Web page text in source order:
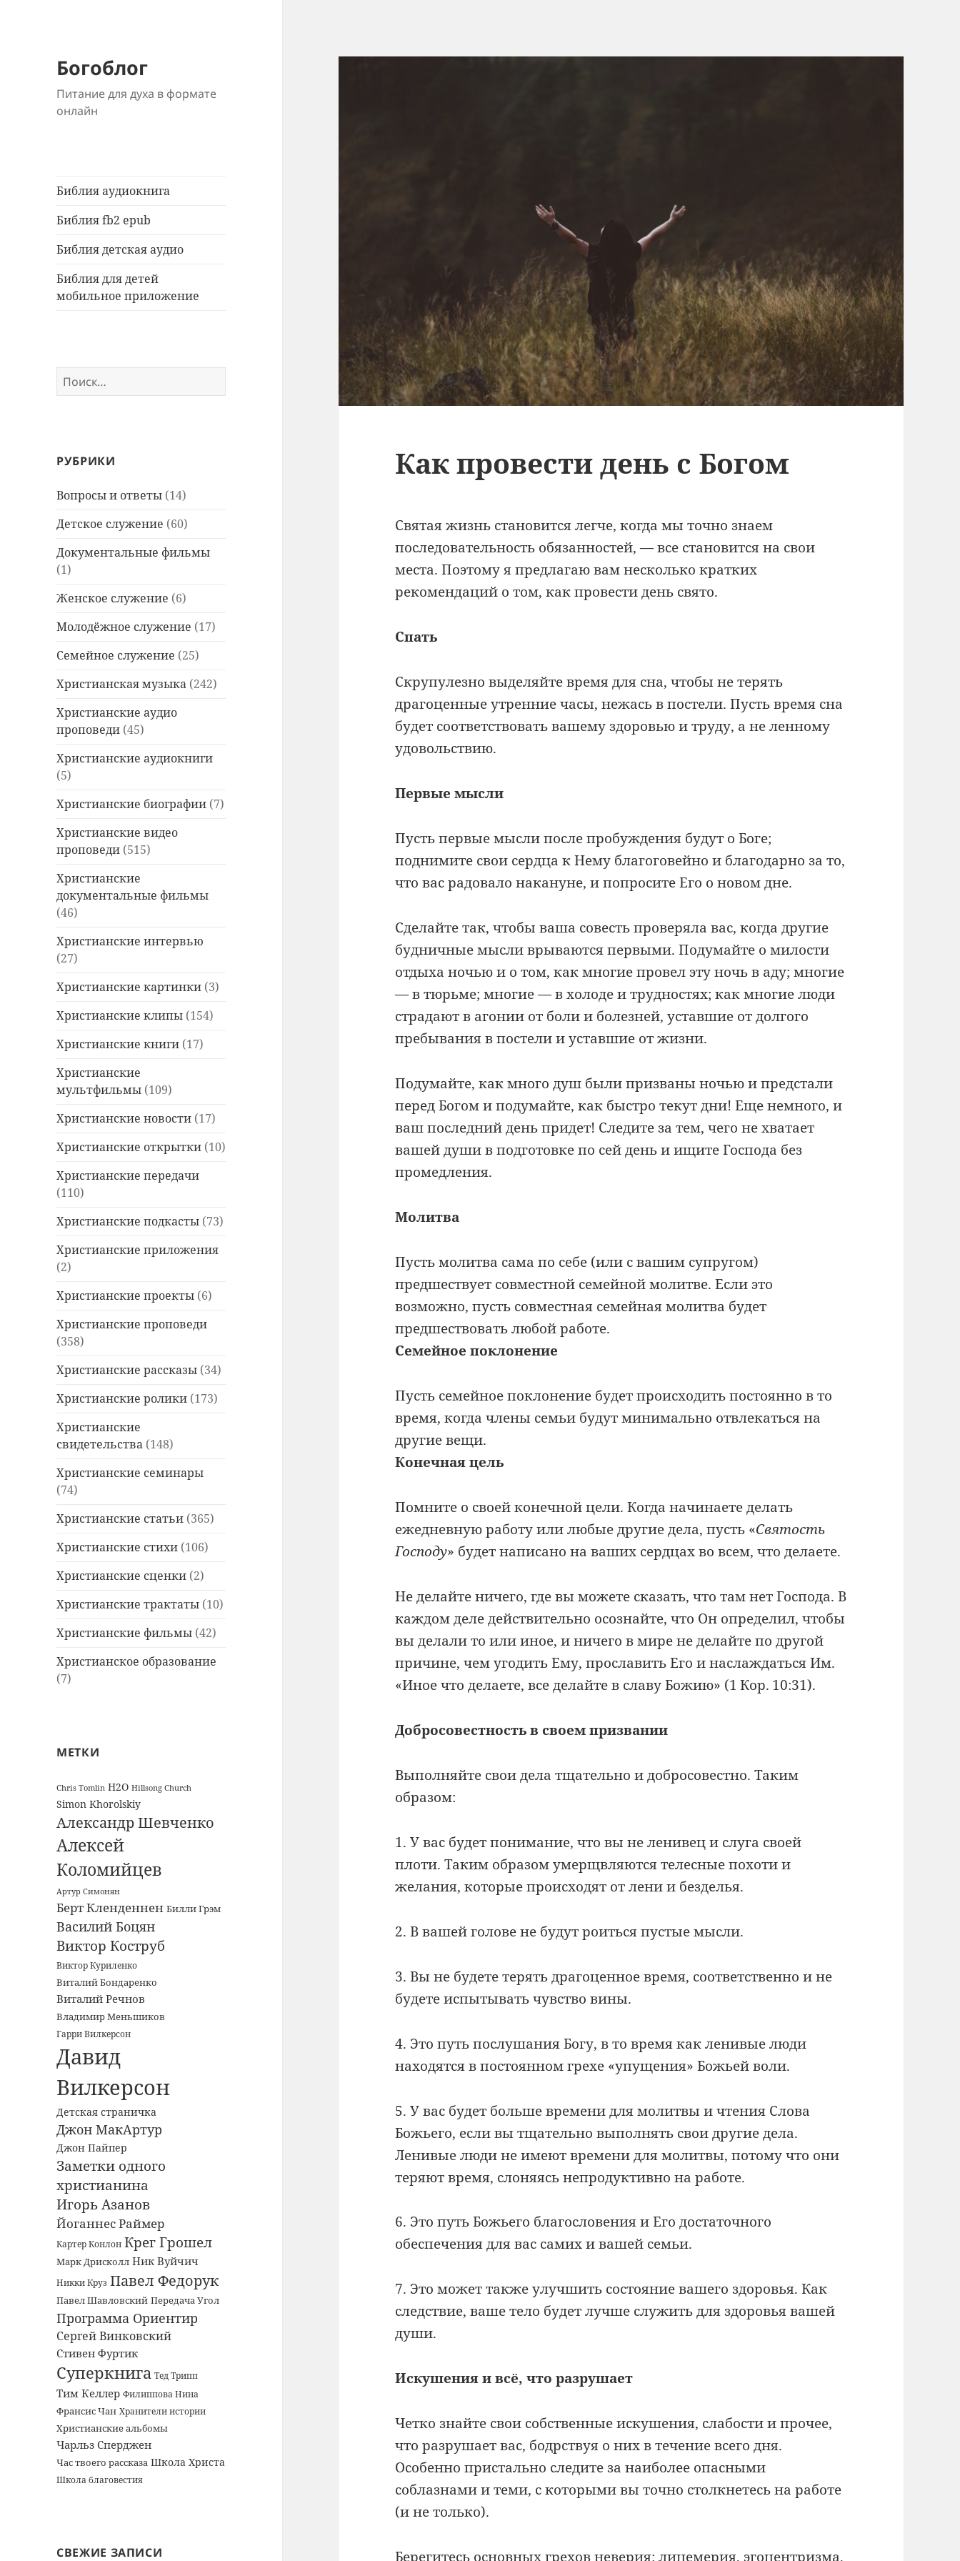
Богоблог
Питание для духа в формате
онлайн
Библия аудиокнига
Библия fb2 epub
Библия детская аудио
Библия для детей
мобильное приложение
Найти:
РУБРИКИ
Вопросы и ответы (14)
Детское служение (60)
Документальные фильмы
(1)
Женское служение (6)
Молодёжное служение (17)
Семейное служение (25)
Христианская музыка (242)
Христианские аудио
проповеди (45)
Христианские аудиокниги
(5)
Христианские биографии (7)
Христианские видео
проповеди (515)
Христианские
документальные фильмы
(46)
Христианские интервью
(27)
Христианские картинки (3)
Христианские клипы (154)
Христианские книги (17)
Христианские
мультфильмы (109)
Христианские новости (17)
Христианские открытки (10)
Христианские передачи
(110)
Христианские подкасты (73)
Христианские приложения
(2)
Христианские проекты (6)
Христианские проповеди
(358)
Христианские рассказы (34)
Христианские ролики (173)
Христианские
свидетельства (148)
Христианские семинары
(74)
Христианские статьи (365)
Христианские стихи (106)
Христианские сценки (2)
Христианские трактаты (10)
Христианские фильмы (42)
Христианское образование
(7)
МЕТКИ
Chris Tomlin H2O Hillsong Church
Simon Khorolskiy
Александр Шевченко
Алексей
Коломийцев
Артур Симонян
Берт Кленденнен Билли Грэм
Василий Боцян
Виктор Коструб
Виктор Куриленко
Виталий Бондаренко
Виталий Речнов
Владимир Меньшиков
Гарри Вилкерсон
Давид
Вилкерсон
Детская страничка
Джон МакАртур
Джон Пайпер
Заметки одного
христианина
Игорь Азанов
Йоганнес Раймер
Картер Конлон Крег Грошел
Марк Дрисколл Ник Вуйчич
Никки Круз Павел Федорук
Павел Шавловский Передача Угол
Программа Ориентир
Сергей Винковский
Стивен Фуртик
Суперкнига Тед Трипп
Тим Келлер Филиппова Нина
Франсис Чан Хранители истории
Христианские альбомы
Чарльз Сперджен
Час твоего рассказа Школа Христа
Школа благовестия
СВЕЖИЕ ЗАПИСИ
Как провести день с Богом
Святая жизнь становится легче, когда мы точно знаем
последовательность обязанностей, — все становится на свои
места. Поэтому я предлагаю вам несколько кратких
рекомендаций о том, как провести день свято.
Спать
Скрупулезно выделяйте время для сна, чтобы не терять
драгоценные утренние часы, нежась в постели. Пусть время сна
будет соответствовать вашему здоровью и труду, а не ленному
удовольствию.
Первые мысли
Пусть первые мысли после пробуждения будут о Боге;
поднимите свои сердца к Нему благоговейно и благодарно за то,
что вас радовало накануне, и попросите Его о новом дне.
Сделайте так, чтобы ваша совесть проверяла вас, когда другие
будничные мысли врываются первыми. Подумайте о милости
отдыха ночью и о том, как многие провел эту ночь в аду; многие
— в тюрьме; многие — в холоде и трудностях; как многие люди
страдают в агонии от боли и болезней, уставшие от долгого
пребывания в постели и уставшие от жизни.
Подумайте, как много душ были призваны ночью и предстали
перед Богом и подумайте, как быстро текут дни! Еще немного, и
ваш последний день придет! Следите за тем, чего не хватает
вашей души в подготовке по сей день и ищите Господа без
промедления.
Молитва
Пусть молитва сама по себе (или с вашим супругом)
предшествует совместной семейной молитве. Если это
возможно, пусть совместная семейная молитва будет
предшествовать любой работе.
Семейное поклонение
Пусть семейное поклонение будет происходить постоянно в то
время, когда члены семьи будут минимально отвлекаться на
другие вещи.
Конечная цель
Помните о своей конечной цели. Когда начинаете делать
ежедневную работу или любые другие дела, пусть «Святость
Господу» будет написано на ваших сердцах во всем, что делаете.
Не делайте ничего, где вы можете сказать, что там нет Господа. В
каждом деле действительно осознайте, что Он определил, чтобы
вы делали то или иное, и ничего в мире не делайте по другой
причине, чем угодить Ему, прославить Его и наслаждаться Им.
«Иное что делаете, все делайте в славу Божию» (1 Кор. 10:31).
Добросовестность в своем призвании
Выполняйте свои дела тщательно и добросовестно. Таким
образом:
1. У вас будет понимание, что вы не ленивец и слуга своей
плоти. Таким образом умерщвляются телесные похоти и
желания, которые происходят от лени и безделья.
2. В вашей голове не будут роиться пустые мысли.
3. Вы не будете терять драгоценное время, соответственно и не
будете испытывать чувство вины.
4. Это путь послушания Богу, в то время как ленивые люди
находятся в постоянном грехе «упущения» Божьей воли.
5. У вас будет больше времени для молитвы и чтения Слова
Божьего, если вы тщательно выполнять свои другие дела.
Ленивые люди не имеют времени для молитвы, потому что они
теряют время, слоняясь непродуктивно на работе.
6. Это путь Божьего благословения и Его достаточного
обеспечения для вас самих и вашей семьи.
7. Это может также улучшить состояние вашего здоровья. Как
следствие, ваше тело будет лучше служить для здоровья вашей
души.
Искушения и всё, что разрушает
Четко знайте свои собственные искушения, слабости и прочее,
что разрушает вас, бодрствуя о них в течение всего дня.
Особенно пристально следите за наиболее опасными
соблазнами и теми, с которыми вы точно столкнетесь на работе
(и не только).
Берегитесь основных грехов неверия: лицемерия, эгоцентризма,